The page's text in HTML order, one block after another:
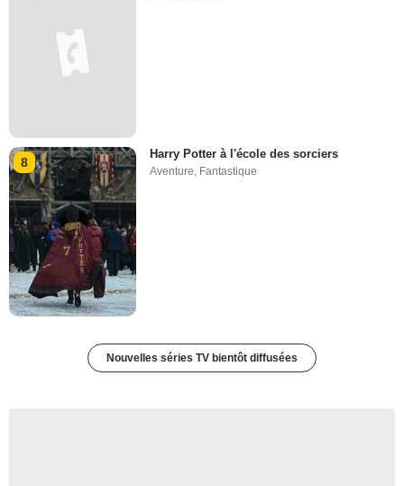
8
Harry Potter à l'école des sorciers
Aventure Fantastique
Nouvelles séries TV bientôt diffusées